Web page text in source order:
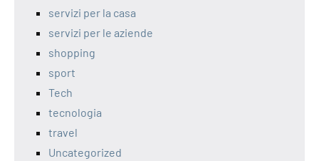
servizi per la casa
servizi per le aziende
shopping
sport
Tech
tecnologia
travel
Uncategorized